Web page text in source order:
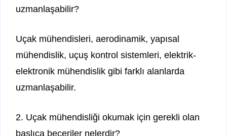
uzmanlaşabilir?
Uçak mühendisleri, aerodinamik, yapısal
mühendislik, uçuş kontrol sistemleri, elektrik-
elektronik mühendislik gibi farklı alanlarda
uzmanlaşabilir.
2. Uçak mühendisliği okumak için gerekli olan
başlıca beceriler nelerdir?